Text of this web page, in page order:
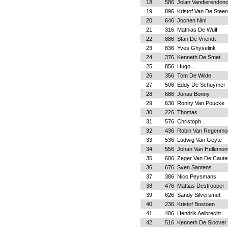
18
586 Jolan
19
896 Kristof Van De
20
646 Jochen Nini
21
316 Mathias De Wulf
22
886 Stan De Vriendt
23
836 Yves Ghyselink
24
376
Kenneth De Smet
25
856 Hugo .
26
356 Tom De Wilde
27
506 Eddy De Schuymer
28
686 Jonas Bonny
29
636 Ronny Van Poucke
30
226 Thomas .
31
576 Christoph .
32
436
Robin Van
33
536 Ludwig Van Geyte
34
556 Johan Van
35
606 Zeger Van De
36
676 Sven Santens
37
386 Nico Peysmans
38
476
Mattias Destrooper
39
626 Sandy Silversmet
40
236
Kristof Bostoen
41
406 Hendrik Aelbrecht
42
516
Kenneth De Sloover